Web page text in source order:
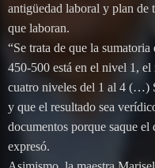
antigüedad laboral y plan de
que laboran.
“Se trata de que la
450-500 está en el nivel 1, el
cuatro niveles del 1 al 4 (…)
y que el resultado sea
documentos porque saque el
expresó.